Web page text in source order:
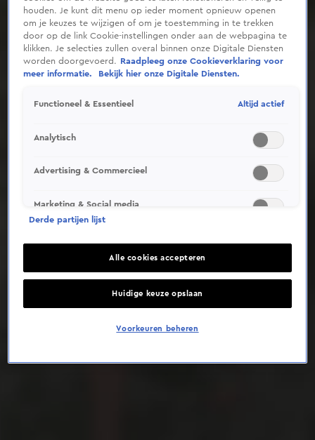
Deze video is niet beschikbaar op je huidige locatie
houden. Je kunt dit menu op ieder moment opnieuw openen
om je keuzes te wijzigen of om je toestemming in te trekken
door op de link Cookie-instellingen onder aan de webpagina te
klikken. Je selecties zullen overal binnen onze Digitale Diensten
worden doorgevoerd.
Raadpleeg onze Cookieverklaring voor
meer informatie.
Bekijk hier onze Digitale Diensten.
Functioneel & Essentieel Altijd actief
Analytisch
Advertising & Commercieel
Marketing & Social media
Derde partijen lijst
Alle cookies accepteren
Huidige keuze opslaan
Voorkeuren beheren